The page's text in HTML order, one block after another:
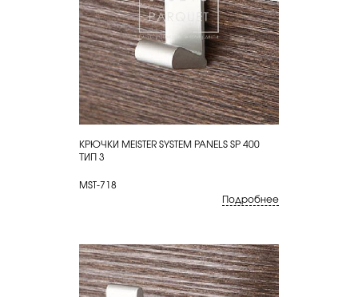
КУПИТЬ
КРЮЧКИ MEISTER SYSTEM PANELS SP 400
ТИП 3
MST-718
Подробнее